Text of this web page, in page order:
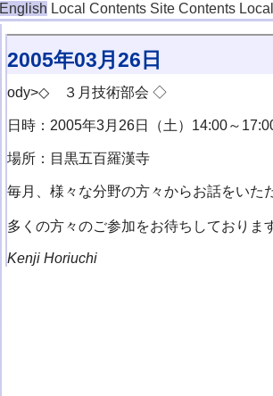
English Local Contents Site Contents
2005年03月26日
ody>◇ ３月技術部会 ◇
日時：2005年3月26日（土）14:00～
場所：目黒五百羅漢寺
毎月、様々な分野の方々からお話をいた
多くの方々のご参加をお待ちしておりま
Kenji Horiuchi